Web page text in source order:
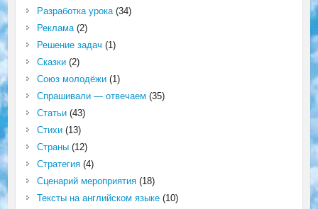
Разработка урока(34)
Реклама(2)
Решение задач (1)
Сказки(2)
Союз молодёжи(1)
Спрашивали — отвечаем (35)
Статьи(43)
Стихи(13)
Страны(12)
Стратегия(4)
Сценарий мероприятия(18)
Тексты на английском языке(10)